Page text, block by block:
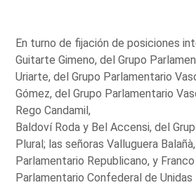
En turno de fijación de posiciones
Guitarte Gimeno, del Grupo
Uriarte, del Grupo Parlamentario
Gómez, del Grupo Parlamentario
Rego Candamil,
Baldoví Roda y Bel Accensi, del
Plural; las señoras Valluguera
Parlamentario Republicano, y
Parlamentario Confederal de